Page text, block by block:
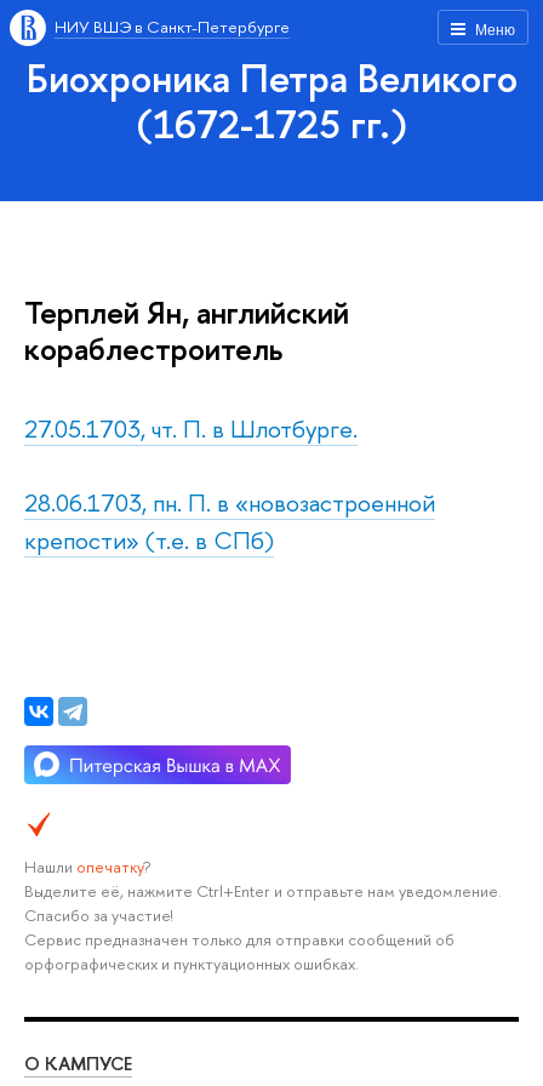
Меню
НИУ ВШЭ в Санкт-Петербурге
Биохроника Петра Великого
(1672-1725 гг.)
Терплей Ян, английский
кораблестроитель
27.05.1703, чт. П. в Шлотбурге.
28.06.1703, пн. П. в «новозастроенной
крепости» (т.е. в СПб)
Нашли опечатку?
Выделите её, нажмите Ctrl+Enter и отправьте нам уведомление.
Спасибо за участие!
Сервис предназначен только для отправки сообщений об
орфографических и пунктуационных ошибках.
О КАМПУСЕ